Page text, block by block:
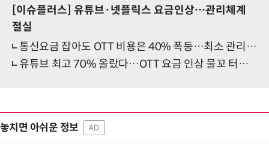
[이슈플러스] 유튜브·넷플릭스 요금인상…관리체계
절실
통신요금 잡아도 OTT 비용은 40% 폭등…최소 관리장치 시급
유튜브 최고 70% 올랐다…OTT 요금 인상 물꼬 터졌다
놓치면 아쉬운 정보 AD